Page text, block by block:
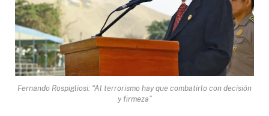
Fernando Rospigliosi: “Al terrorismo hay que combatirlo con decisión
y firmeza”